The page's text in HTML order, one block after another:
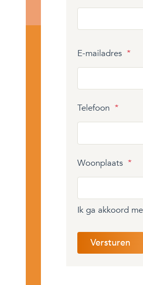
E-mailadres *
Telefoon *
Woonplaats *
Ik ga akkoord